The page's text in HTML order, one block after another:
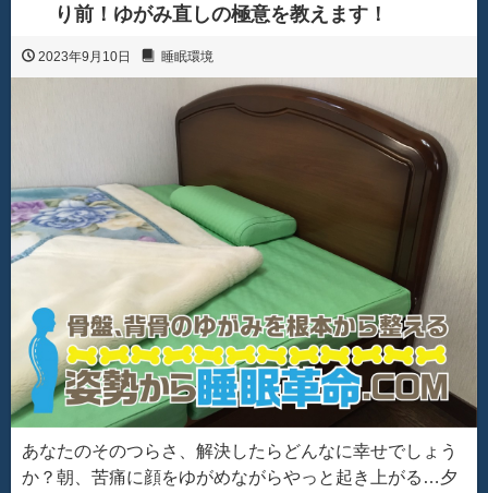
り前！ゆがみ直しの極意を教えます！
2023年9月10日 睡眠環境
あなたのそのつらさ、解決したらどんなに幸せでしょう
か？朝、苦痛に顔をゆがめながらやっと起き上がる…夕